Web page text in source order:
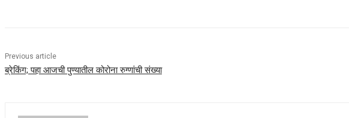
Previous article
ब्रेकिंग; पहा आजची पुण्यातील कोरोना रुग्णांची संख्या